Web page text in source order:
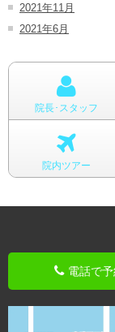
2021年11月
2021年6月
院長･スタッフ
院内ツアー
電話で予